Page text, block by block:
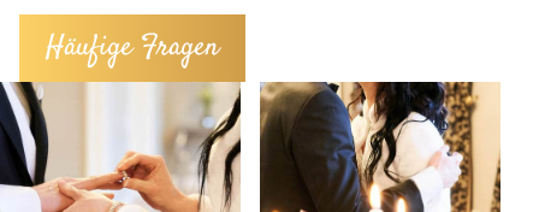
Häufige Fragen